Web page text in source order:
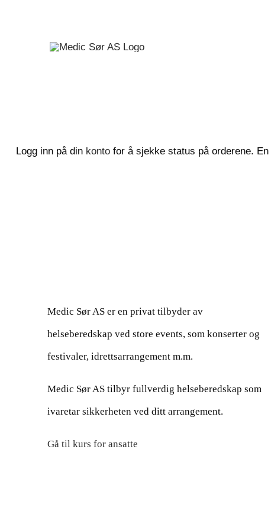
Logg inn på din kontofor å sjekke status på orderene.
Medic Sør AS er en privat tilbyder av
helseberedskap ved store events, som konserter og
festivaler, idrettsarrangement m.m.
Medic Sør AS tilbyr fullverdig helseberedskap som
ivaretar sikkerheten ved ditt arrangement.
Gå til kurs for ansatte